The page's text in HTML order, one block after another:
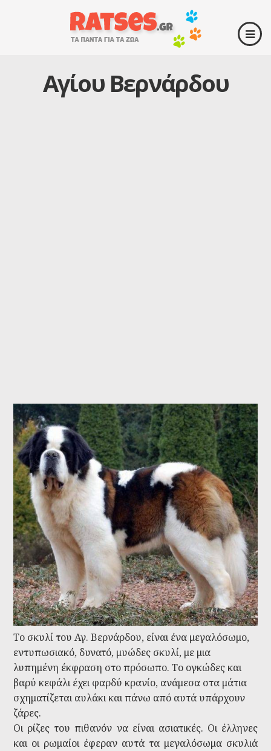
Αγίου Βερνάρδου
Το σκυλί του Αγ. Βερνάρδου, είναι ένα μεγαλόσωμο,
εντυπωσιακό, δυνατό, μυώδες σκυλί, με μια
λυπημένη έκφραση στο πρόσωπο. Τo ογκώδες και
βαρύ κεφάλι έχει φαρδύ κρανίο, ανάμεσα στα μάτια
σχηματίζεται αυλάκι και πάνω από αυτά υπάρχουν
ζάρες.
Οι ρίζες του πιθανόν να είναι ασιατικές. Οι έλληνες
και οι ρωμαίοι έφεραν αυτά τα μεγαλόσωμα σκυλιά